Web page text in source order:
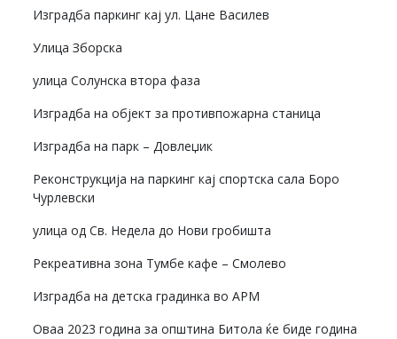
Изградба паркинг кај ул. Цане Василев
Улица Зборска
улица Солунска втора фаза
Изградба на објект за противпожарна станица
Изградба на парк – Довлеџик
Реконструкција на паркинг кај спортска сала Боро
Чурлевски
улица од Св. Недела до Нови гробишта
Рекреативна зона Тумбе кафе – Смолево
Изградба на детска градинка во АРМ
Оваа 2023 година за општина Битола ќе биде година